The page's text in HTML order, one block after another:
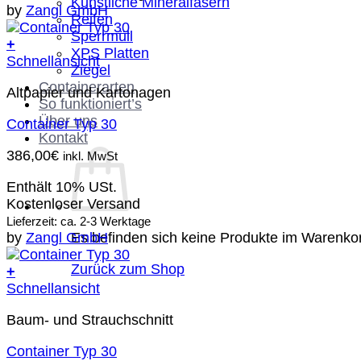
Reifen
Sperrmüll
XPS Platten
Ziegel
Containerarten
So funktioniert’s
Über uns
Kontakt
Es befinden sich keine Produkte im
Zurück zum Shop
by Zangl GmbH
+
Schnellansicht
Altpapier und Kartonagen
Container Typ 30
386,00€ inkl. MwSt
Enthält 10% USt.
Kostenloser Versand
Lieferzeit: ca. 2-3 Werktage
by Zangl GmbH
+
Schnellansicht
Baum- und Strauchschnitt
Container Typ 30